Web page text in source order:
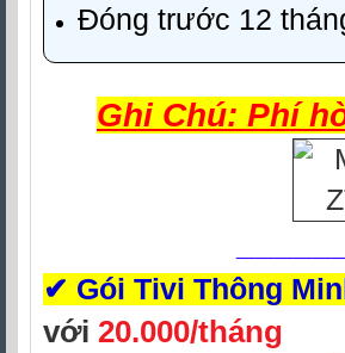
Đóng trước 12
Ghi Chú: Phí
✔ Gói Tivi Thông
với 20.000/tháng